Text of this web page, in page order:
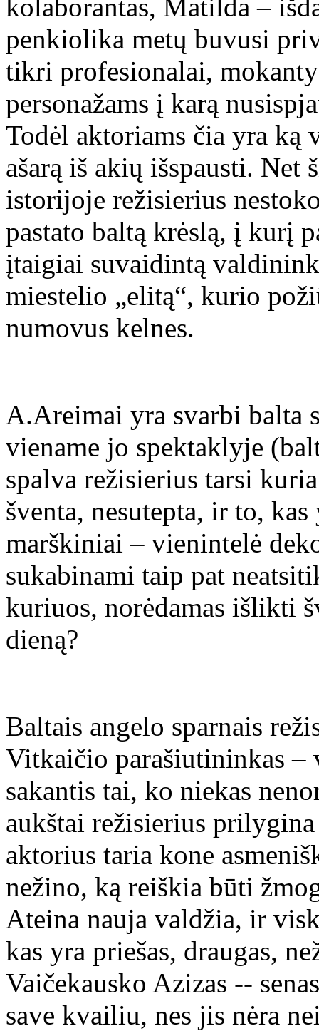
kolaborantas, Matilda –
penkiolika metų buvusi
tikri profesionalai,
personažams į karą
Todėl aktoriams čia yra
ašarą iš akių išspausti. Net
istorijoje režisierius
pastato baltą krėslą, į kurį
įtaigiai suvaidintą
miestelio „elitą“, kurio
numovus kelnes.
A.Areimai yra svarbi balta
viename jo spektaklyje
spalva režisierius tarsi
šventa, nesutepta, ir to,
marškiniai – vienintelė
sukabinami taip pat
kuriuos, norėdamas išlikti
dieną?
Baltais angelo sparnais
Vitkaičio parašiutininkas
sakantis tai, ko niekas
aukštai režisierius
aktorius taria kone
nežino, ką reiškia būti
Ateina nauja valdžia, ir
kas yra priešas, draugas,
Vaičekausko Azizas --
save kvailiu, nes jis nėra